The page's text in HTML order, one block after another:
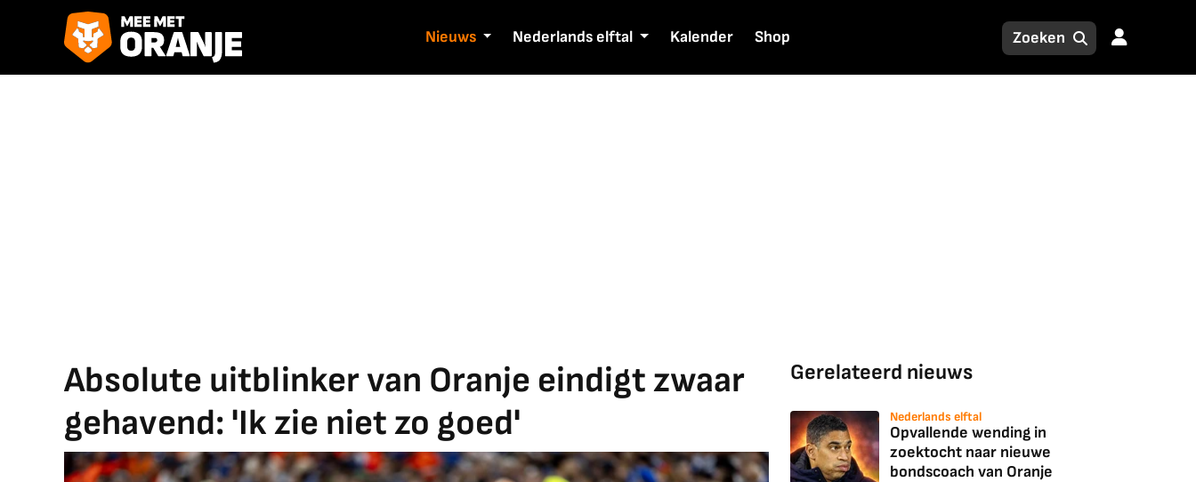
Nieuws Nederlands elftal Kalender Shop
Absolute uitblinker van Oranje eindigt zwaar
gehavend: 'Ik zie niet zo goed'
Gerelateerd nieuws
Nederlands elftal
Opvallende wending in
zoektocht naar nieuwe
bondscoach van Oranje